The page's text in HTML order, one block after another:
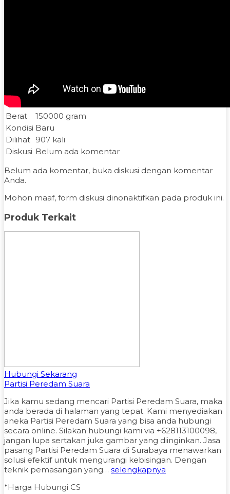
Berat
150000 gram
Kondisi Baru
Dilihat 907 kali
Diskusi Belum ada komentar
Belum ada komentar, buka diskusi dengan komentar
Anda.
Mohon maaf, form diskusi dinonaktifkan pada produk ini.
Produk Terkait
Hubungi Sekarang
Partisi Peredam Suara
Jika kamu sedang mencari Partisi Peredam Suara, maka
anda berada di halaman yang tepat. Kami menyediakan
aneka Partisi Peredam Suara yang bisa anda hubungi
secara online. Silakan hubungi kami via +628113100098,
jangan lupa sertakan juka gambar yang diinginkan. Jasa
pasang Partisi Peredam Suara di Surabaya menawarkan
solusi efektif untuk mengurangi kebisingan. Dengan
teknik pemasangan yang… selengkapnya
*Harga Hubungi CS